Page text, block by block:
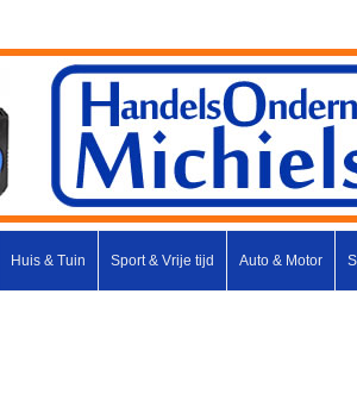
Huis & Tuin Sport & Vrije tijd Auto & Motor